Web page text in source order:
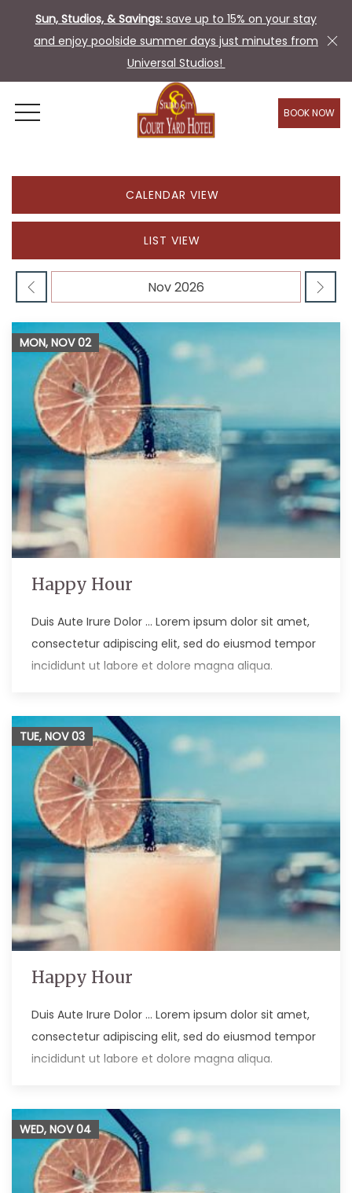
Sun, Studios, & Savings: save up to 15% on your stay
and enjoy poolside summer days just minutes from
Universal Studios!
OPEN MENU BOOK NOW
CALENDAR VIEW
LIST VIEW
Happy Hour
Duis Aute Irure Dolor … Lorem ipsum dolor sit amet,
consectetur adipiscing elit, sed do eiusmod tempor
incididunt ut labore et dolore magna aliqua.
MON, NOV02
Happy Hour
Duis Aute Irure Dolor … Lorem ipsum dolor sit amet,
consectetur adipiscing elit, sed do eiusmod tempor
incididunt ut labore et dolore magna aliqua.
TUE, NOV03
WED, NOV04